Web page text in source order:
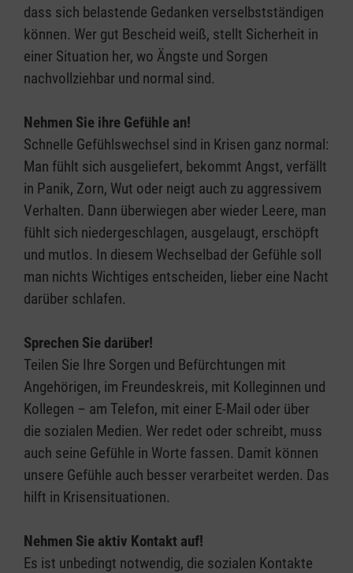
dass sich belastende Gedanken verselbstständigen
können. Wer gut Bescheid weiß, stellt Sicherheit in
einer Situation her, wo Ängste und Sorgen
nachvollziehbar und normal sind.
Nehmen Sie ihre Gefühle an!
Schnelle Gefühlswechsel sind in Krisen ganz normal:
Man fühlt sich ausgeliefert, bekommt Angst, verfällt
in Panik, Zorn, Wut oder neigt auch zu aggressivem
Verhalten. Dann überwiegen aber wieder Leere, man
fühlt sich niedergeschlagen, ausgelaugt, erschöpft
und mutlos. In diesem Wechselbad der Gefühle soll
man nichts Wichtiges entscheiden, lieber eine Nacht
darüber schlafen.
Sprechen Sie darüber!
Teilen Sie Ihre Sorgen und Befürchtungen mit
Angehörigen, im Freundeskreis, mit Kolleginnen und
Kollegen – am Telefon, mit einer E-Mail oder über
die sozialen Medien. Wer redet oder schreibt, muss
auch seine Gefühle in Worte fassen. Damit können
unsere Gefühle auch besser verarbeitet werden. Das
hilft in Krisensituationen.
Nehmen Sie aktiv Kontakt auf!
Es ist unbedingt notwendig, die sozialen Kontakte